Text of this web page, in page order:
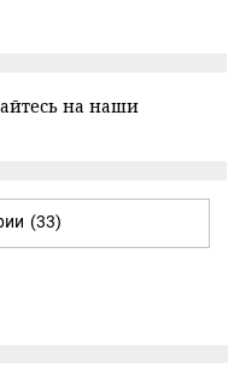
на наши
(33)